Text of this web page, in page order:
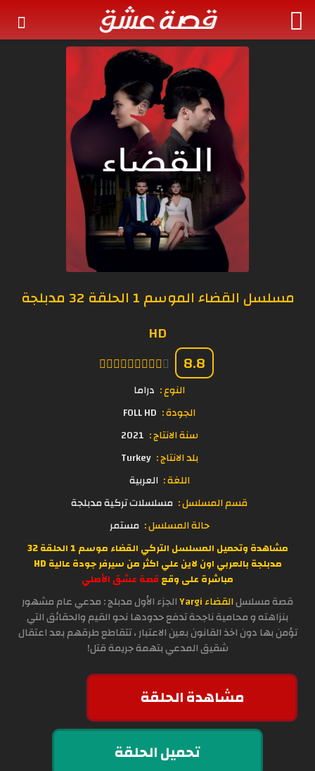
مسلسل القضاء الموسم 1 الحلقة 32 مدبلجة
HD
8.8
النوع : دراما
الجودة : FOLL HD
سنة الانتاج : 2021
بلد الانتاج : Turkey
اللغة : العربية
قسم المسلسل : مسلسلات تركية مدبلجة
حالة المسلسل : مستمر
مشاهدة وتحميل المسلسل التركي القضاء موسم 1 الحلقة 32
مدبلجة بالعربي اون لاين علي اكثر من سيرفر جودة عالية HD
مباشرة على وقع قصة عشق الأصلي
قصة مسلسلالقضاء Yargi
الجزء الأول مدبلج : مدعي عام مشهور
بنزاهته و محامية ناجحة تدفع حدودها نحو القيم والحقائق التي
تؤمن بها دون اخذ القانون بعين الاعتبار ، تتقاطع طرقهم بعد اعتقال
شقيق المدعي بتهمة جريمة قتل!
مشاهدة الحلقة
تحميل الحلقة